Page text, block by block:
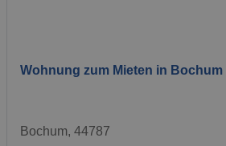
Wohnung zum Mieten in Bochum
Bochum, 44787